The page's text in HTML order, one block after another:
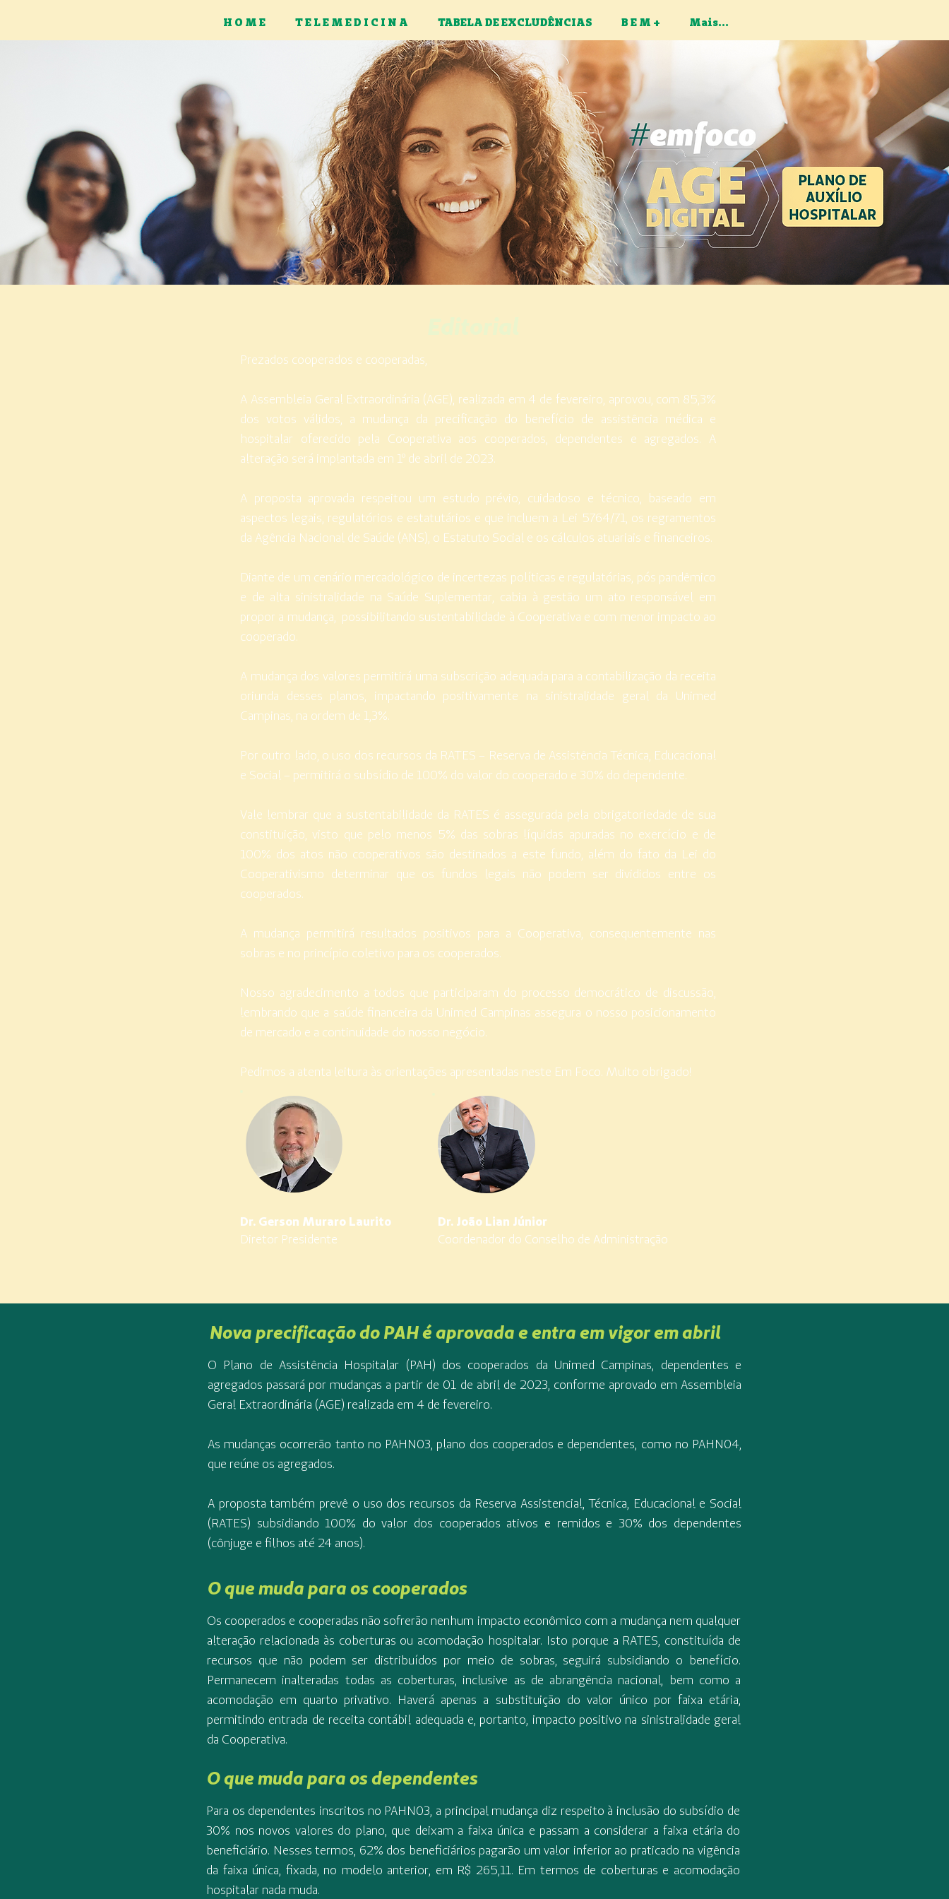
H O M E T E L E M E D I C I N A TABELA DE EXCLUDÊNCIAS B E M + Mais...
Prezados cooperados e cooperadas,
A Assembleia Geral Extraordinária (AGE), realizada em 4 de fevereiro, aprovou, com 85,3%
dos votos válidos, a mudança da precificação do benefício de assistência médica e
hospitalar oferecido pela Cooperativa aos cooperados, dependentes e agregados. A
alteração será implantada em 1º de abril de 2023.
A proposta aprovada respeitou um estudo prévio, cuidadoso e técnico, baseado em
aspectos legais, regulatórios e estatutários e que incluem a Lei 5764/71, os regramentos
da Agência Nacional de Saúde (ANS), o Estatuto Social e os cálculos atuariais e financeiros.
Diante de um cenário mercadológico de incertezas políticas e regulatórias, pós pandêmico
e de alta sinistralidade na Saúde Suplementar, cabia à gestão um ato responsável em
propor a mudança, possibilitando sustentabilidade à Cooperativa e com menor impacto ao
cooperado.
A mudança dos valores permitirá uma subscrição adequada para a contabilização da receita
oriunda desses planos, impactando positivamente na sinistralidade geral da Unimed
Campinas, na ordem de 1,3%.
Por outro lado, o uso dos recursos da RATES – Reserva de Assistência Técnica, Educacional
e Social – permitirá o subsídio de 100% do valor do cooperado e 30% do dependente.
Vale lembrar que a sustentabilidade da RATES é assegurada pela obrigatoriedade de sua
constituição, visto que pelo menos 5% das sobras líquidas apuradas no exercício e de
100% dos atos não cooperativos são destinados a este fundo, além do fato da Lei do
Cooperativismo determinar que os fundos legais não podem ser divididos entre os
cooperados.
A mudança permitirá resultados positivos para a Cooperativa, consequentemente nas
sobras e no princípio coletivo para os cooperados.
Nosso agradecimento a todos que participaram do processo democrático de discussão,
lembrando que a saúde financeira da Unimed Campinas assegura o nosso posicionamento
de mercado e a continuidade do nosso negócio.
Pedimos a atenta leitura às orientações apresentadas neste Em Foco. Muito obrigado!
Dr. Gerson Muraro Laurito
Diretor Presidente
Dr. João Lian Júnior
Coordenador do Conselho de Administração
Nova precificação do PAH é aprovada e entra em vigor em abril
O Plano de Assistência Hospitalar (PAH) dos cooperados da Unimed Campinas, dependentes e
agregados passará por mudanças a partir de 01 de abril de 2023, conforme aprovado em Assembleia
Geral Extraordinária (AGE) realizada em 4 de fevereiro.
As mudanças ocorrerão tanto no PAHN03, plano dos cooperados e dependentes, como no PAHN04,
que reúne os agregados.
A proposta também prevê o uso dos recursos da Reserva Assistencial, Técnica, Educacional e Social
(RATES) subsidiando 100% do valor dos cooperados ativos e remidos e 30% dos dependentes
(cônjuge e filhos até 24 anos).
O que muda para os cooperados
Os cooperados e cooperadas não sofrerão nenhum impacto econômico com a mudança nem qualquer
alteração relacionada às coberturas ou acomodação hospitalar. Isto porque a RATES, constituída de
recursos que não podem ser distribuídos por meio de sobras, seguirá subsidiando o benefício.
Permanecem inalteradas todas as coberturas, inclusive as de abrangência nacional, bem como a
acomodação em quarto privativo. Haverá apenas a substituição do valor único por faixa etária,
permitindo entrada de receita contábil adequada e, portanto, impacto positivo na sinistralidade geral
da Cooperativa.
O que muda para os dependentes
Para os dependentes inscritos no PAHN03, a principal mudança diz respeito à inclusão do subsídio de
30% nos novos valores do plano, que deixam a faixa única e passam a considerar a faixa etária do
beneficiário. Nesses termos, 62% dos beneficiários pagarão um valor inferior ao praticado na vigência
da faixa única, fixada, no modelo anterior, em R$ 265,11. Em termos de coberturas e acomodação
hospitalar nada muda.